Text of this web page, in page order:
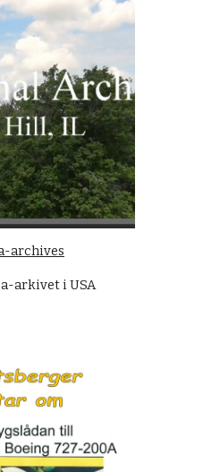
archives
arkivet i USA